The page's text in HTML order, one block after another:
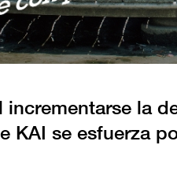
incrementarse la
KAI se esfuerza